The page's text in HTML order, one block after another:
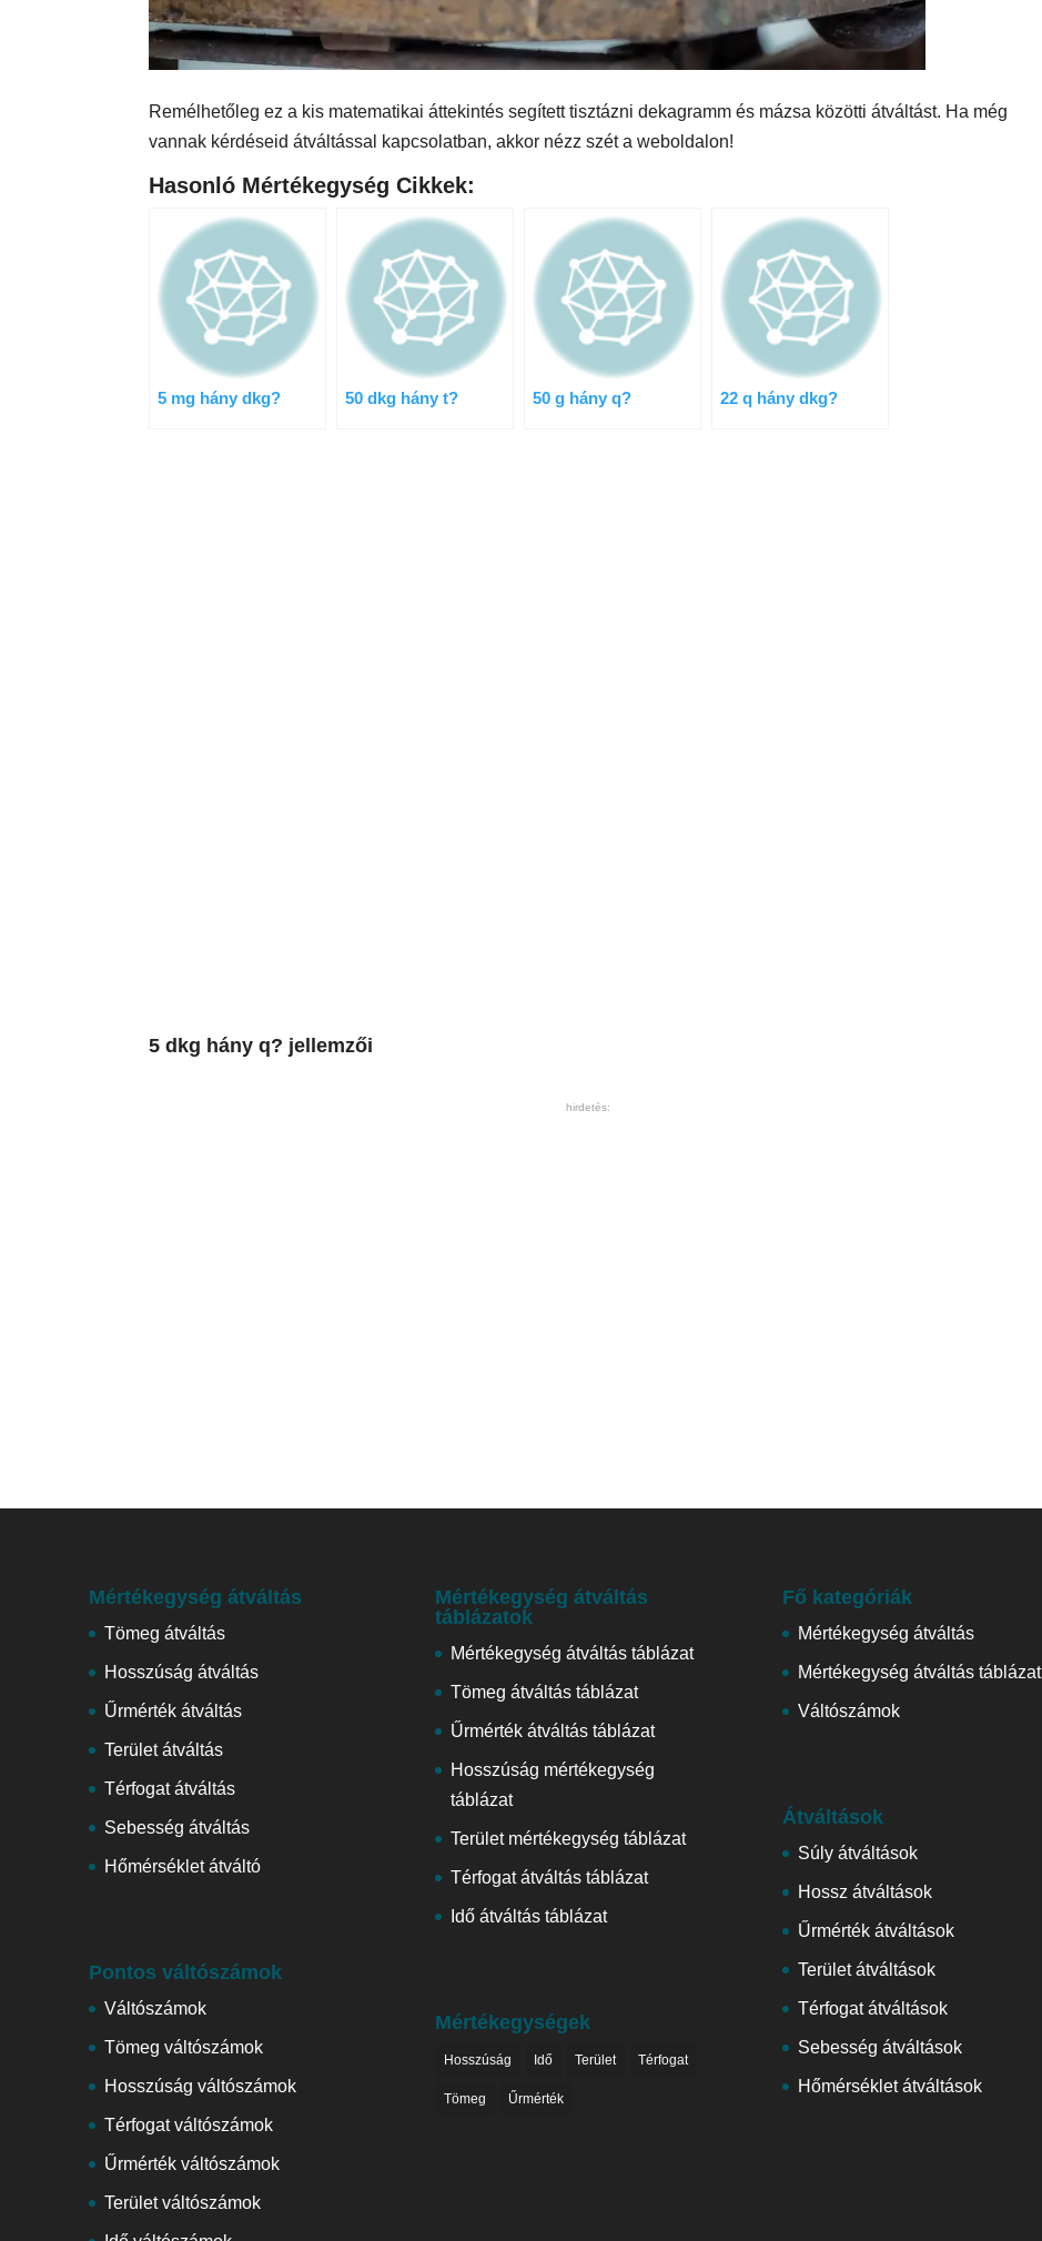
Remélhetőleg ez a kis matematikai áttekintés segített tisztázni dekagramm és mázsa közötti átváltást. Ha még
vannak kérdéseid átváltással kapcsolatban, akkor nézz szét a weboldalon!
Hasonló Mértékegység Cikkek:
5 mg hány dkg? 50 dkg hány t? 50 g hány q? 22 q hány dkg?
5 dkg hány q? jellemzői
hirdetés:
Mértékegység átváltás
Tömeg átváltás
Hosszúság átváltás
Űrmérték átváltás
Terület átváltás
Térfogat átváltás
Sebesség átváltás
Hőmérséklet átváltó
Pontos váltószámok
Váltószámok
Tömeg váltószámok
Hosszúság váltószámok
Térfogat váltószámok
Űrmérték váltószámok
Terület váltószámok
Mértékegység átváltás
táblázatok
Mértékegység átváltás táblázat
Tömeg átváltás táblázat
Űrmérték átváltás táblázat
Hosszúság mértékegység
táblázat
Terület mértékegység táblázat
Térfogat átváltás táblázat
Idő átváltás táblázat
Mértékegységek
Hosszúság Idő Terület Térfogat
Tömeg Űrmérték
Fő kategóriák
Mértékegység átváltás
Mértékegység átváltás táblázat
Váltószámok
Átváltások
Súly átváltások
Hossz átváltások
Űrmérték átváltások
Terület átváltások
Térfogat átváltások
Sebesség átváltások
Hőmérséklet átváltások